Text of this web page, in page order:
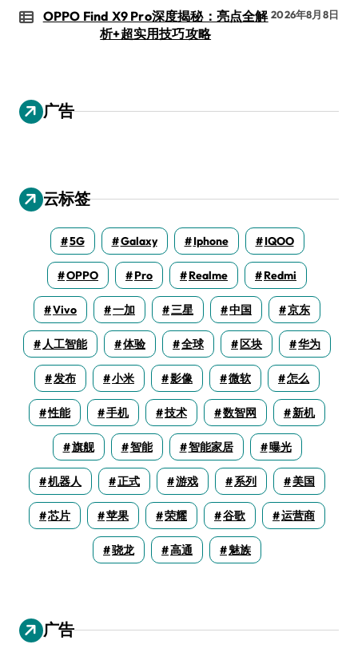
OPPO Find X9 Pro深度揭秘：亮点全解
析+超实用技巧攻略
2026年8月8日
广告
云标签
5G Galaxy Iphone IQOO
OPPO Pro Realme Redmi
Vivo 一加 三星 中国 京东
人工智能 体验 全球 区块 华为
发布 小米 影像 微软 怎么
性能 手机 技术 数智网 新机
旗舰 智能 智能家居 曝光
机器人 正式 游戏 系列 美国
芯片 苹果 荣耀 谷歌 运营商
骁龙 高通 魅族
广告